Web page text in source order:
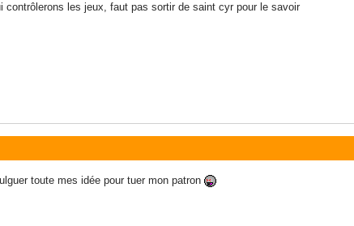
les jeux, faut pas sortir de saint cyr pour le savoir
toute mes idée pour tuer mon patron